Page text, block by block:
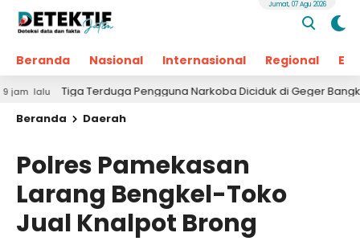
Beranda Nasional Internasional Regional
Jumat, 07 Agu 2026
Tiga Terduga Pengguna Narkoba Diciduk di Geger Bangkalan,
Beranda
Daerah
Polres Pamekasan
Larang Bengkel-Toko
Jual Knalpot Brong